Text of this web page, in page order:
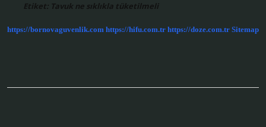
Etiket: Tavuk ne sıklıkla tüketilmeli
https://bornovaguvenlik.com https://hifu.com.tr https://doze.com.tr Sitemap